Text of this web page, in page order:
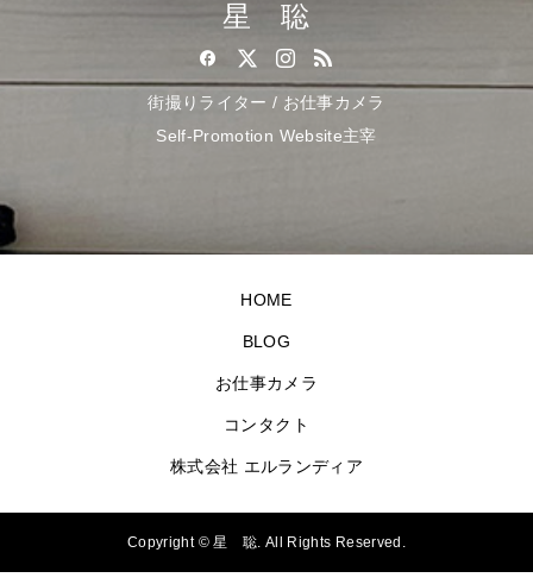
星 聡
街撮りライター / お仕事カメラ
Self-Promotion Website主宰
HOME
BLOG
お仕事カメラ
コンタクト
株式会社 エルランディア
Copyright ©星 聡. All Rights Reserved.